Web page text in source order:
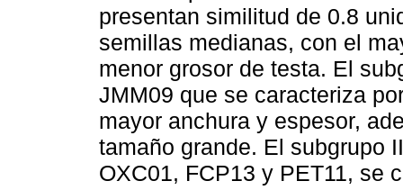
presentan similitud de 0.8
semillas medianas, con el
menor grosor de testa. El
JMM09 que se caracteriza
mayor anchura y espesor,
tamaño grande. El subgrupo
OXC01, FCP13 y PET11, se